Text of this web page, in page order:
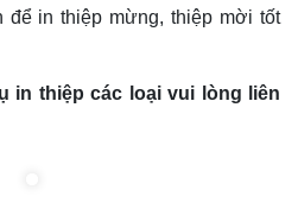
để in thiệp mừng, thiệp mời tốt
in thiệp các loại vui lòng liên